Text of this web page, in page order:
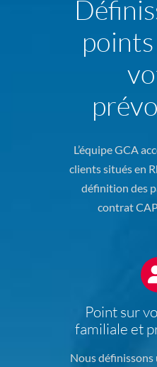
L’équipe GCA
clients situés en
définition des
contrat
Point sur
familiale et
Nous